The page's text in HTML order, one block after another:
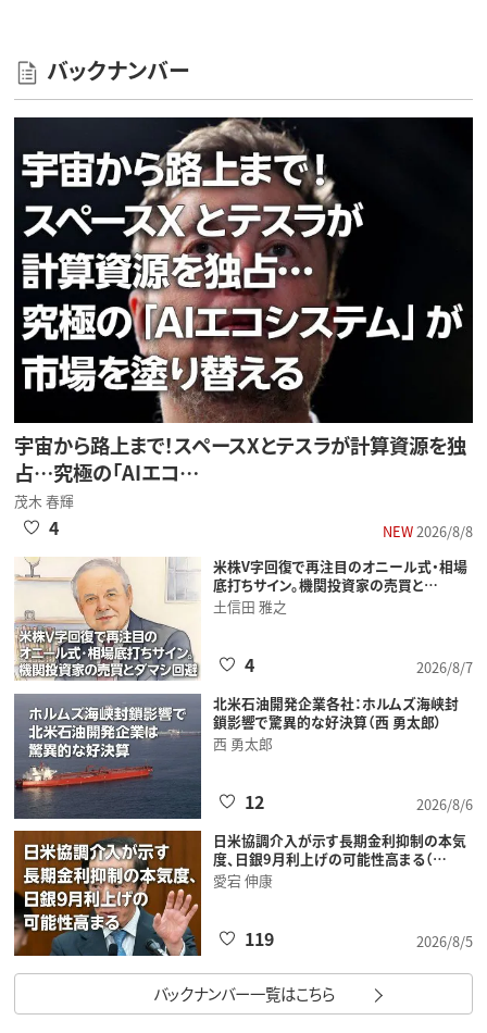
バックナンバー
宇宙から路上まで！スペースXとテスラが計算資源を独
占…究極の「AIエコ…
茂木 春輝
NEW2026/8/8
4
米株V字回復で再注目のオニール式・相場
底打ちサイン。機関投資家の売買と…
土信田 雅之
2026/8/7
4
北米石油開発企業各社：ホルムズ海峡封
鎖影響で驚異的な好決算（西 勇太郎）
西 勇太郎
2026/8/6
12
日米協調介入が示す長期金利抑制の本気
度、日銀9月利上げの可能性高まる（…
愛宕 伸康
2026/8/5
119
バックナンバー一覧はこちら